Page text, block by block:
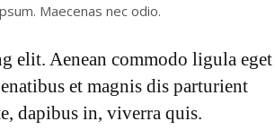
Maecenas nec odio.
elit. Aenean commodo ligula eget
et magnis dis parturient
dapibus in, viverra quis.